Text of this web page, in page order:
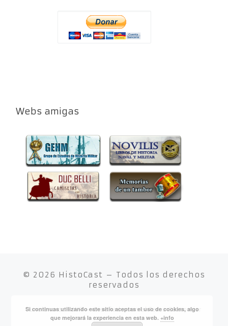
Webs amigas
© 2026 HistoCast – Todos los derechos
reservados
Funciona conWP– Diseñado con elTema Customizr
Si continuas utilizando este sitio aceptas el uso de cookies, algo
que mejorará la experiencia en esta web. +info